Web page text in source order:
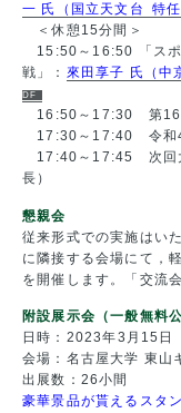
一 氏（国立天文台 特任
＜休憩15分間＞
15:50～16:50 「スポ
戦」： 來田享子 氏（中
16:50～17:30 第16
17:30～17:40 令和4
17:40～17:45 次回大
長）
懇親会
従来形式での実施はい
に隣接する会場にて，
を開催します。「交流
附設展示会（一般無料公
日時：2023年3月15日
会場：名古屋大学 東山
出展数：26小間
豪華景品が貰えるスタ